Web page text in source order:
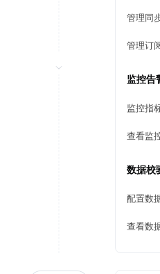
管理同
管理订
监控告
监控指
查看监
数据校
配置数
查看数